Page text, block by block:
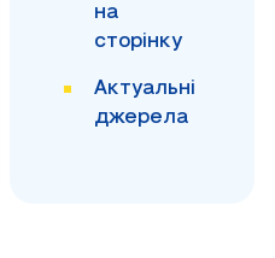
на
сторінку
Актуальні
джерела